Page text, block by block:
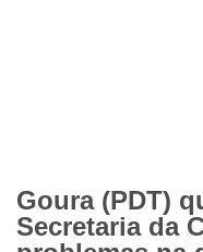
Goura (PDT)
Secretaria da